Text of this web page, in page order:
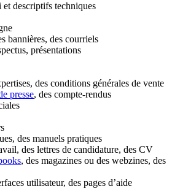
et descriptifs techniques
bannières, des courriels
présentations
des conditions générales de vente
presse, des compte-rendus
des manuels pratiques
des lettres de candidature, des CV
, des magazines ou des webzines, des
utilisateur, des pages d’aide